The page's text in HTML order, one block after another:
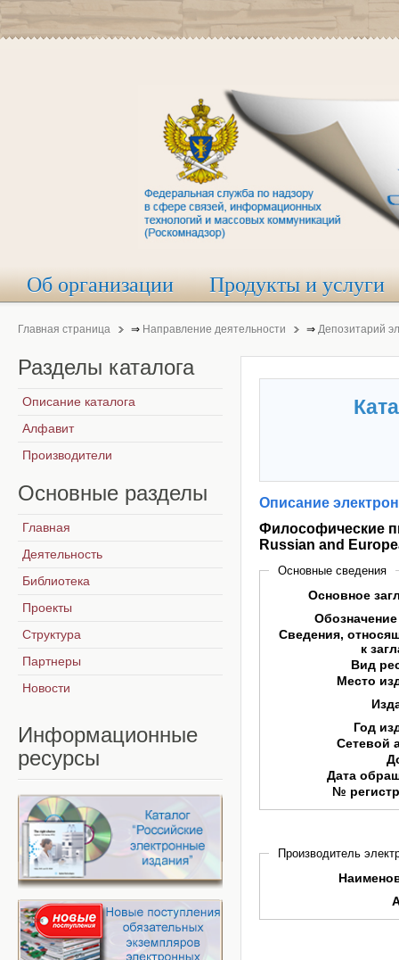
Об организации Продукты и услуги
Главная страница ⇒ Направление деятельности ⇒ Депозитарий
Описание
Философические
Russian and
Основные сведения
Основное
Сведения,
к
Вид
Место
Год
Сетевой
Дата
№
Производитель
Разделы каталога
Описание каталога
Алфавит
Производители
Основные разделы
Главная
Деятельность
Библиотека
Проекты
Структура
Партнеры
Новости
Информационные
ресурсы